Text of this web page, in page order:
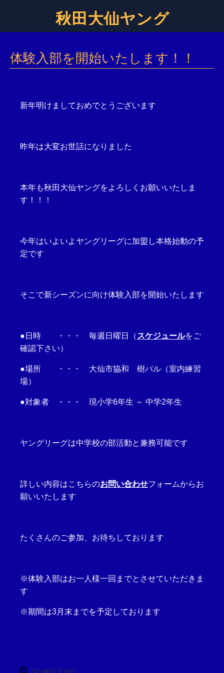
秋田大仙ヤング
体験入部を開始いたします！！
新年明けましておめでとうございます
昨年は大変お世話になりました
本年も秋田大仙ヤングをよろしくお願いいたしま
す！！！
今年はいよいよヤングリーグに加盟し本格始動の予
定です
そこで新シーズンに向け体験入部を開始いたします
●日時 ・・・ 毎週日曜日（ スケジュールをご
確認下さい）
●場所 ・・・ 大仙市協和 樹パル（室内練習
場）
●対象者 ・・・ 現小学6年生 ～ 中学2年生
ヤングリーグは中学校の部活動と兼務可能です
詳しい内容はこちらのお問い合わせフォームからお
願いいたします
たくさんのご参加、お待ちしております
※体験入部はお一人様一回までとさせていただきま
す
※期間は3月末までを予定しております
2023年01月19日